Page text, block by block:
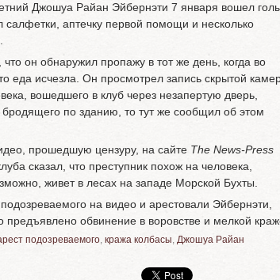
Джошуа Райан Эйбернэти 7 января вошел
салфетки, аптечку первой помощи и несколько
он обнаружил пропажу в тот же день, когда во
еда исчезла. Он просмотрел запись скрытой
вошедшего в клуб через незапертую дверь,
по зданию, то тут же сообщил об этом
прошедшую цензуру, на сайте The News-Press
сказал, что преступник похож на человека,
живет в лесах на западе Морской Бухты.
на видео и арестовали Эйбернэти,
обвинение в воровстве и мелкой
подозреваемого, кража колбасы, Джошуа Райан